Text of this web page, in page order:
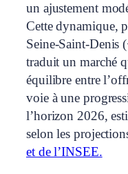
un ajustement
Cette dynamique,
Seine-Saint-Denis
traduit un marché
équilibre entre
voie à une
l’horizon 2026,
selon les
et de l’INSEE.